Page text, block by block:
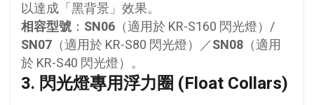
以達成「黑背景」效果。
相容型號 ： SN06 （適用於 KR-S160 閃光燈）/
SN07 （適用於 KR-S80 閃光燈）／SN08 （適用
於 KR-S40 閃光燈）。
3. 閃光燈專用浮力圈 (Float Collars)